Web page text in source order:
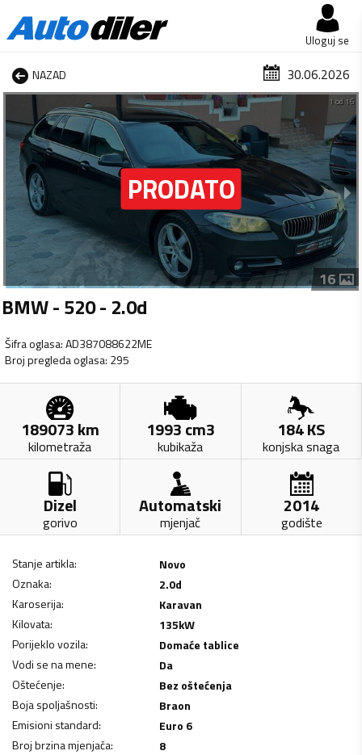
Uloguj se
NAZAD 30.06.2026
1 od 16
16
BMW - 520 - 2.0d
Šifra oglasa:AD387088622ME
Broj pregleda oglasa: 295
189073km
kilometraža
1993cm3
kubikaža
184KS
konjska snaga
Dizel
gorivo
Automatski
mjenjač
2014
godište
Stanje artikla:
Novo
Oznaka:
2.0d
Karoserija:
Karavan
Kilovata: 135kW
Porijeklo vozila:
Domaće tablice
Vodi se na mene:
Da
Oštećenje:
Bez oštećenja
Boja spoljašnosti:
Braon
Emisioni standard:
Euro 6
Broj brzina mjenjača:
8